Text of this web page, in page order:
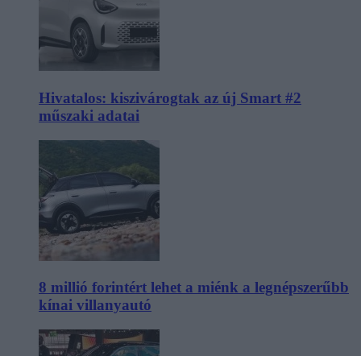
Hivatalos: kiszivárogtak az új Smart #2
műszaki adatai
8 millió forintért lehet a miénk a legnépszerűbb
kínai villanyautó